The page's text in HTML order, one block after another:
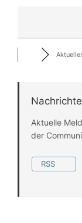
Aktuelle
der
RSS